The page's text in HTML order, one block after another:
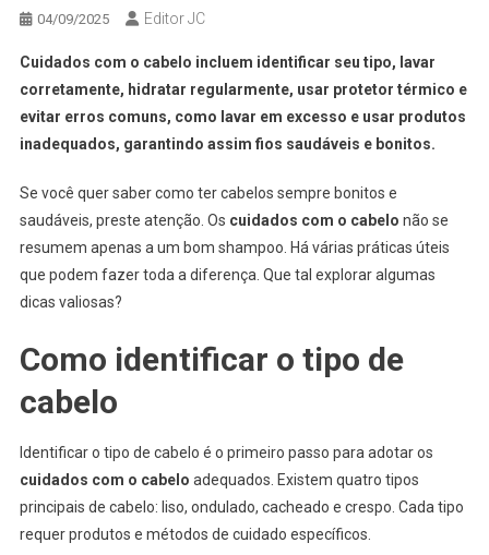
04/09/2025 Editor JC
Cuidados com o cabelo incluem identificar seu tipo, lavar
corretamente, hidratar regularmente, usar protetor térmico e
evitar erros comuns, como lavar em excesso e usar produtos
inadequados, garantindo assim fios saudáveis e bonitos.
Se você quer saber como ter cabelos sempre bonitos e
saudáveis, preste atenção. Os cuidados com o cabelo não se
resumem apenas a um bom shampoo. Há várias práticas úteis
que podem fazer toda a diferença. Que tal explorar algumas
dicas valiosas?
Como identificar o tipo de
cabelo
Identificar o tipo de cabelo é o primeiro passo para adotar os
cuidados com o cabelo adequados. Existem quatro tipos
principais de cabelo: liso, ondulado, cacheado e crespo. Cada tipo
requer produtos e métodos de cuidado específicos.